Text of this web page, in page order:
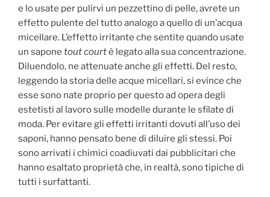
e lo usate per pulirvi un pezzettino di pelle, avrete un
effetto pulente del tutto analogo a quello di un’acqua
micellare. L’effetto irritante che sentite quando usate
un sapone tout courtè legato alla sua concentrazione.
Diluendolo, ne attenuate anche gli effetti. Del resto,
leggendo la storia delle acque micellari, si evince che
esse sono nate proprio per questo ad opera degli
estetisti al lavoro sulle modelle durante le sfilate di
moda. Per evitare gli effetti irritanti dovuti all’uso dei
saponi, hanno pensato bene di diluire gli stessi. Poi
sono arrivati i chimici coadiuvati dai pubblicitari che
hanno esaltato proprietà che, in realtà, sono tipiche di
tutti i surfattanti.